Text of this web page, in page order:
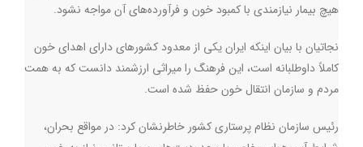
هیچ بیمار نیازمندی با کمبود خون و فرآورده‌های آن مواجه نشود.
نجاتیان با بیان اینکه ایران یکی از معدود کشورهای دارای اهدای خون
کاملاً داوطلبانه است، این فرهنگ را میراثی ارزشمند دانست که به همت
مردم و سازمان انتقال خون حفظ شده است.
رئیس سازمان نظام پرستاری کشور خاطرنشان کرد: در مواقع بحران،